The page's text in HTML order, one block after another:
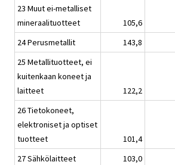
23 Muut ei-metalliset
mineraalituotteet
105,6
24 Perusmetallit
143,8
25 Metallituotteet, ei
kuitenkaan koneet ja
laitteet
122,2
26 Tietokoneet,
elektroniset ja optiset
tuotteet
101,4
27 Sähkölaitteet
103,0